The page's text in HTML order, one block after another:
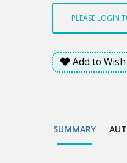
প্রশ্বাসের শব্দ পাওয়া
একচোখ ভূতের মতন জ্বলে।
চালের পাতা ঝরার শব্দ।
গায়ের সঙ্গে ঘন হয়ে মিশে
PLEASE LOGIN
Add to
SUMMARY